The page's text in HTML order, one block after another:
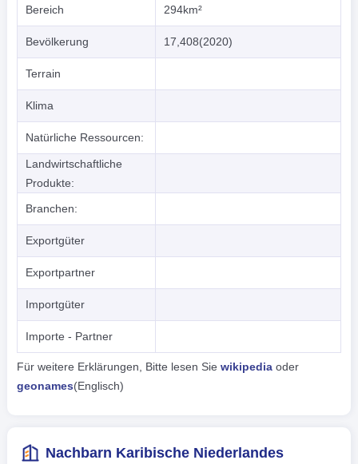
Bereich 294km²
Bevölkerung 17,408(2020)
Terrain
Klima
Natürliche Ressourcen:
Landwirtschaftliche
Produkte:
Branchen:
Exportgüter
Exportpartner
Importgüter
Importe - Partner
Für weitere Erklärungen, Bitte lesen Sie wikipediaoder
geonames(Englisch)
Nachbarn Karibische Niederlandes